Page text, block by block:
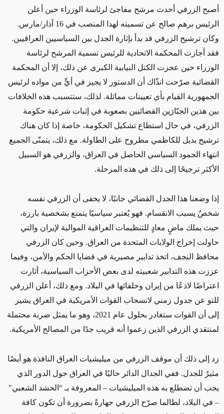
أصبح الزرفي أحدث مرشح مفاجئ لرئاسة الوزراء حين أعلن
الرئيس برهم صالح عن تسميته لهذا المنصب في 16 آذار/مارس.
وكان ترشيح الزرفي قد بدأ بإثارة الجدل بين السياسيين العراقيين.
فقد أجازت المحكمة الاتحادية للرئيس تسمية المرشح لرئاسة
الوزراء حين عجزت الكتل النيابية الكبرى عن ذلك، إلا أن المحكمة
القضائية صرّحت انذّاك أن الدستور لا يجيز في أيٍّ من مواده لرئيس
الجمهورية القيام بأي تعيينات مماثلة. لذلك، ستتسبب هذه الخلافات
بين هذين الجبّارَين القضائيين بصعوبة في إثبات شرعية حكومة
الزرفي، في حال استطاع تشكيل الحكومة، خاصة إذا كان هناك
ترشيح بديل للكاظمي مطروح على الطاولة. مع ذلك، يتمنّى الجميع
انتهاء الجمود السياسي الحاصل في العراق، والزرفي هو السبيل
الأكثر ترجيحًا إلى ذلك في هذه المرحلة.
إذا وضعنا هذا الجدل القضائي جانبًا، لا يخفى أن الزرفي نفسه
شخصٌ يسبب الانقسام. فهو يُعتبر سياسيًا يتمتع بشخصية بارزة،
حيث يملك ماضٍ معادٍ للتنظيمات العراقية الموالية لإيران والتي
حاولت إخراج الولايات المتحدة من العراق. وحين كان الزرفي
محافظ النجف، اتخذ تدابير مصيرية في قضايا الحكم والأمن، وفيما
عززت هذه التدابير شعبيته لدى بعض الأحزاب السياسية، أثارت
اعتراضًا لاذعًا من إيران وحلفائها في البلاد. ومع ذلك، أعلن الزرفي
للتو عن جدول زمني لانسحاب القوات الأمريكية في العراق يشير
إلى أن القوات ستغادر بحلول عام 2021، وهو ما يمثل ضربة محتملة
لمنتقدي الزرفي الذين زعموا أنه قريب جدًا من المصالح الأمريكية.
زد إلى ذلك أن موقف الزرفي من ميليشيات العراق النافذة هو أيضًا
مثيرٌ للجدل. ففي الجدال الدائر حاليًا في العراق حول الدور الذي
يجب أن تضطلع به هذه الميليشيات – المعروفة بـ “الحشد الشعبي"
– في البلاد، لطالما صرّح الزرفي جهارةً بضرورة أن تكون كافة